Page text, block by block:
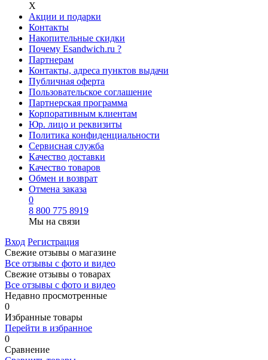
Х
Акции и подарки
Контакты
Накопительные скидки
Почему Esandwich.ru ?
Партнерам
Контакты, адреса пунктов выдачи
Публичная оферта
Пользовательское соглашение
Партнерская программа
Корпоративным клиентам
Юр. лицо и реквизиты
Политика конфиденциальности
Сервисная служба
Качество доставки
Качество товаров
Обмен и возврат
Отмена заказа
0
8 800 775 8919
Мы на связи
Вход Регистрация
Свежие отзывы о магазине
Все отзывы с фото и видео
Свежие отзывы о товарах
Все отзывы c фото и видео
Недавно просмотренные
0
Избранные товары
Перейти в избранное
0
Сравнение